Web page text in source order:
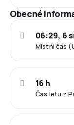
Obecné
Místní čas
06:29, 6
Čas letu z
16 h